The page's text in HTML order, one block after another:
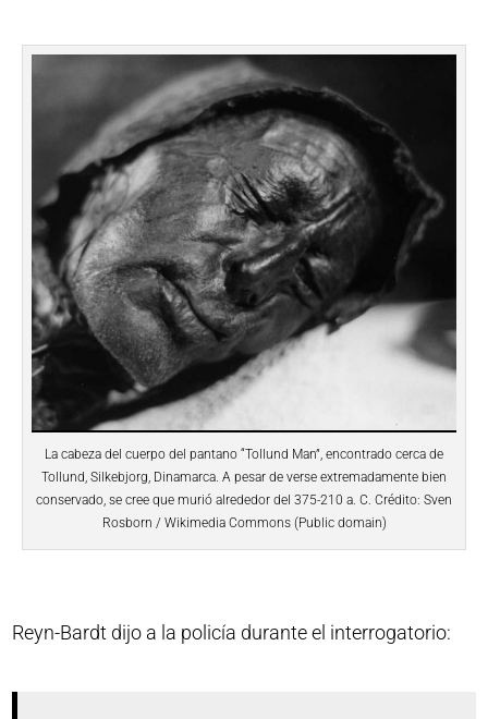
La cabeza del cuerpo del pantano “Tollund Man”, encontrado cerca de
Tollund, Silkebjorg, Dinamarca. A pesar de verse extremadamente bien
conservado, se cree que murió alrededor del 375-210 a. C. Crédito: Sven
Rosborn / Wikimedia Commons (Public domain)
Reyn-Bardt dijo a la policía durante el interrogatorio: